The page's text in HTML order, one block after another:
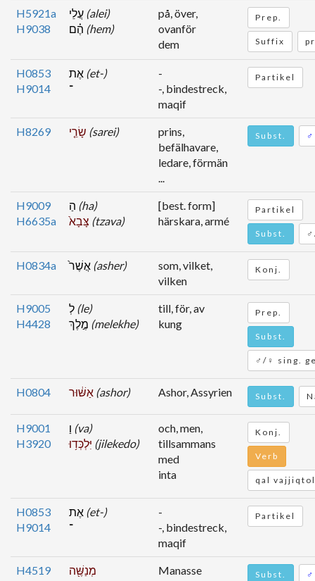
H5921a
H9038
(alei)
(hem)
på, över,
ovanför
dem
Prep.
Suffix
H0853
H9014
(et-)
־
-
-, bindestreck,
maqif
Partikel
H8269 (sarei)
prins,
befälhavare,
ledare, förmän
...
Subst. ♂
H9009
H6635a
(ha)
(tzava)
[best. form]
härskara, armé
Partikel
Subst.
H0834a (asher)
som, vilket,
vilken
Konj.
H9005
H4428
(le)
(melekhe)
till, för, av
kung
Prep.
Subst.
♂/♀ sing.
H0804 (ashor) Ashor, Assyrien Subst.
H9001
H3920
(va)
(jilekedo)
och, men,
tillsammans
med
inta
Konj.
Verb
qal
H0853
H9014
(et-)
־
-
-, bindestreck,
maqif
Partikel
H4519
מְנַשֶּׁ֖ה
Manasse Subst. ♂